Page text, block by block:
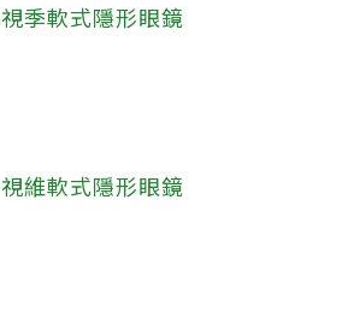
視季軟式隱形眼鏡
視維軟式隱形眼鏡